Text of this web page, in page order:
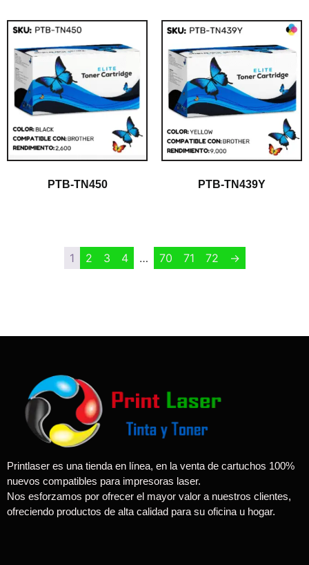
PTB-TN450
PTB-TN439Y
1 2 3 4 … 70 71 72 →
Printlaser es una tienda en línea, en la venta de cartuchos 100%
nuevos compatibles para impresoras laser.
Nos esforzamos por ofrecer el mayor valor a nuestros clientes,
ofreciendo productos de alta calidad para su oficina u hogar.